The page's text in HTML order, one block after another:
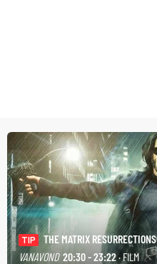
TIP
THE MATRIX RESURRECTIONS
VANAVOND 20:30 - 23:22· FILM